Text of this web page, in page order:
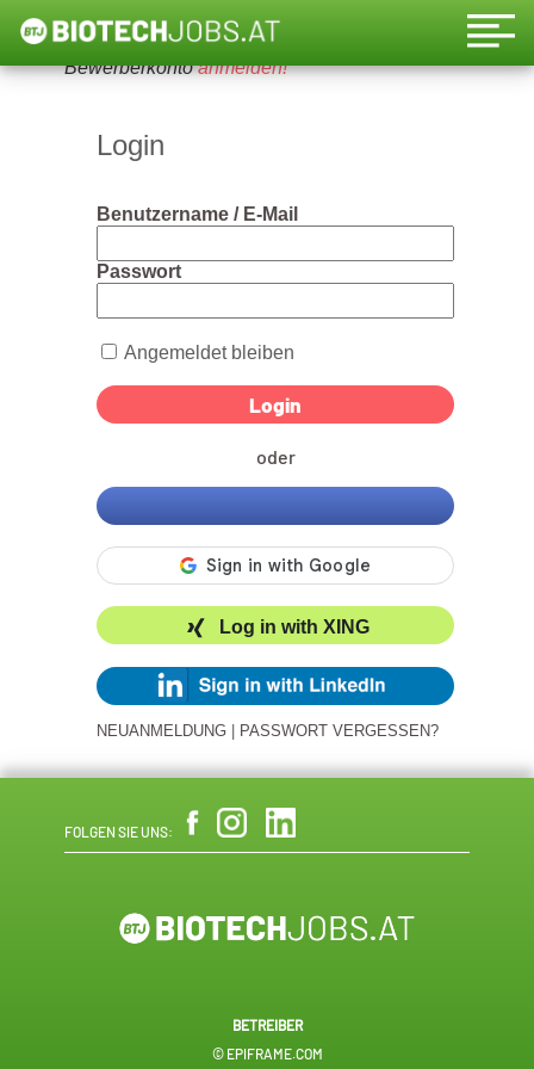
Um diese Funktion nutzen zu können, bitte ein
Bewerberkontoanmelden!
Login
Benutzername / E-Mail
Passwort
Angemeldet bleiben
oder
Log in with XING
NEUANMELDUNG PASSWORT VERGESSEN?
FOLGEN SIE UNS:
BETREIBER
© EPIFRAME.COM